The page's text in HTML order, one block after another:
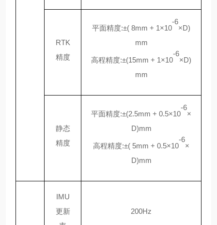
RTK
精度
平面精度:±( 8mm + 1×10
-6
×D)
mm
高程精度:±(15mm + 1×10
-6
×D)
mm
静态
精度
平面精度:±(2.5mm + 0.5×10
-6
×
D)mm
高程精度:±( 5mm + 0.5×10
-6
×
D)mm
IMU
更新
200Hz